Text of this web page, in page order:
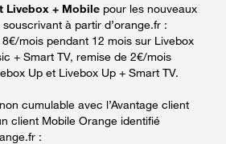
Livebox + Mobile pour les nouveaux
à partir d’orange.fr :
mois pendant 12 mois sur Livebox
+ Smart TV, remise de 2€/mois
Up et Livebox Up + Smart TV.
cumulable avec l’Avantage client
client Mobile Orange identifié
: